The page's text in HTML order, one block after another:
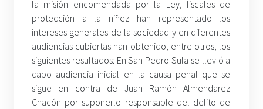
la misión encomendada por la Ley, fiscales de
protección a la niñez han representado los
intereses generales de la sociedad y en diferentes
audiencias cubiertas han obtenido, entre otros, los
siguientes resultados: En San Pedro Sula se llev ó a
cabo audiencia inicial en la causa penal que se
sigue en contra de Juan Ramón Almendarez
Chacón por suponerlo responsable del delito de